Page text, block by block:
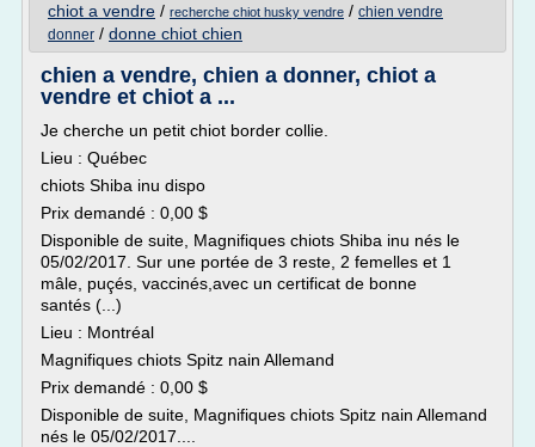
chiot a vendre / recherche chiot husky vendre / chien vendre
donner / donne chiot chien
chien a vendre, chien a donner, chiot a
vendre et chiot a ...
Je cherche un petit chiot border collie.
Lieu : Québec
chiots Shiba inu dispo
Prix demandé : 0,00 $
Disponible de suite, Magnifiques chiots Shiba inu nés le
05/02/2017. Sur une portée de 3 reste, 2 femelles et 1
mâle, puçés, vaccinés,avec un certificat de bonne
santés (...)
Lieu : Montréal
Magnifiques chiots Spitz nain Allemand
Prix demandé : 0,00 $
Disponible de suite, Magnifiques chiots Spitz nain Allemand
nés le 05/02/2017....